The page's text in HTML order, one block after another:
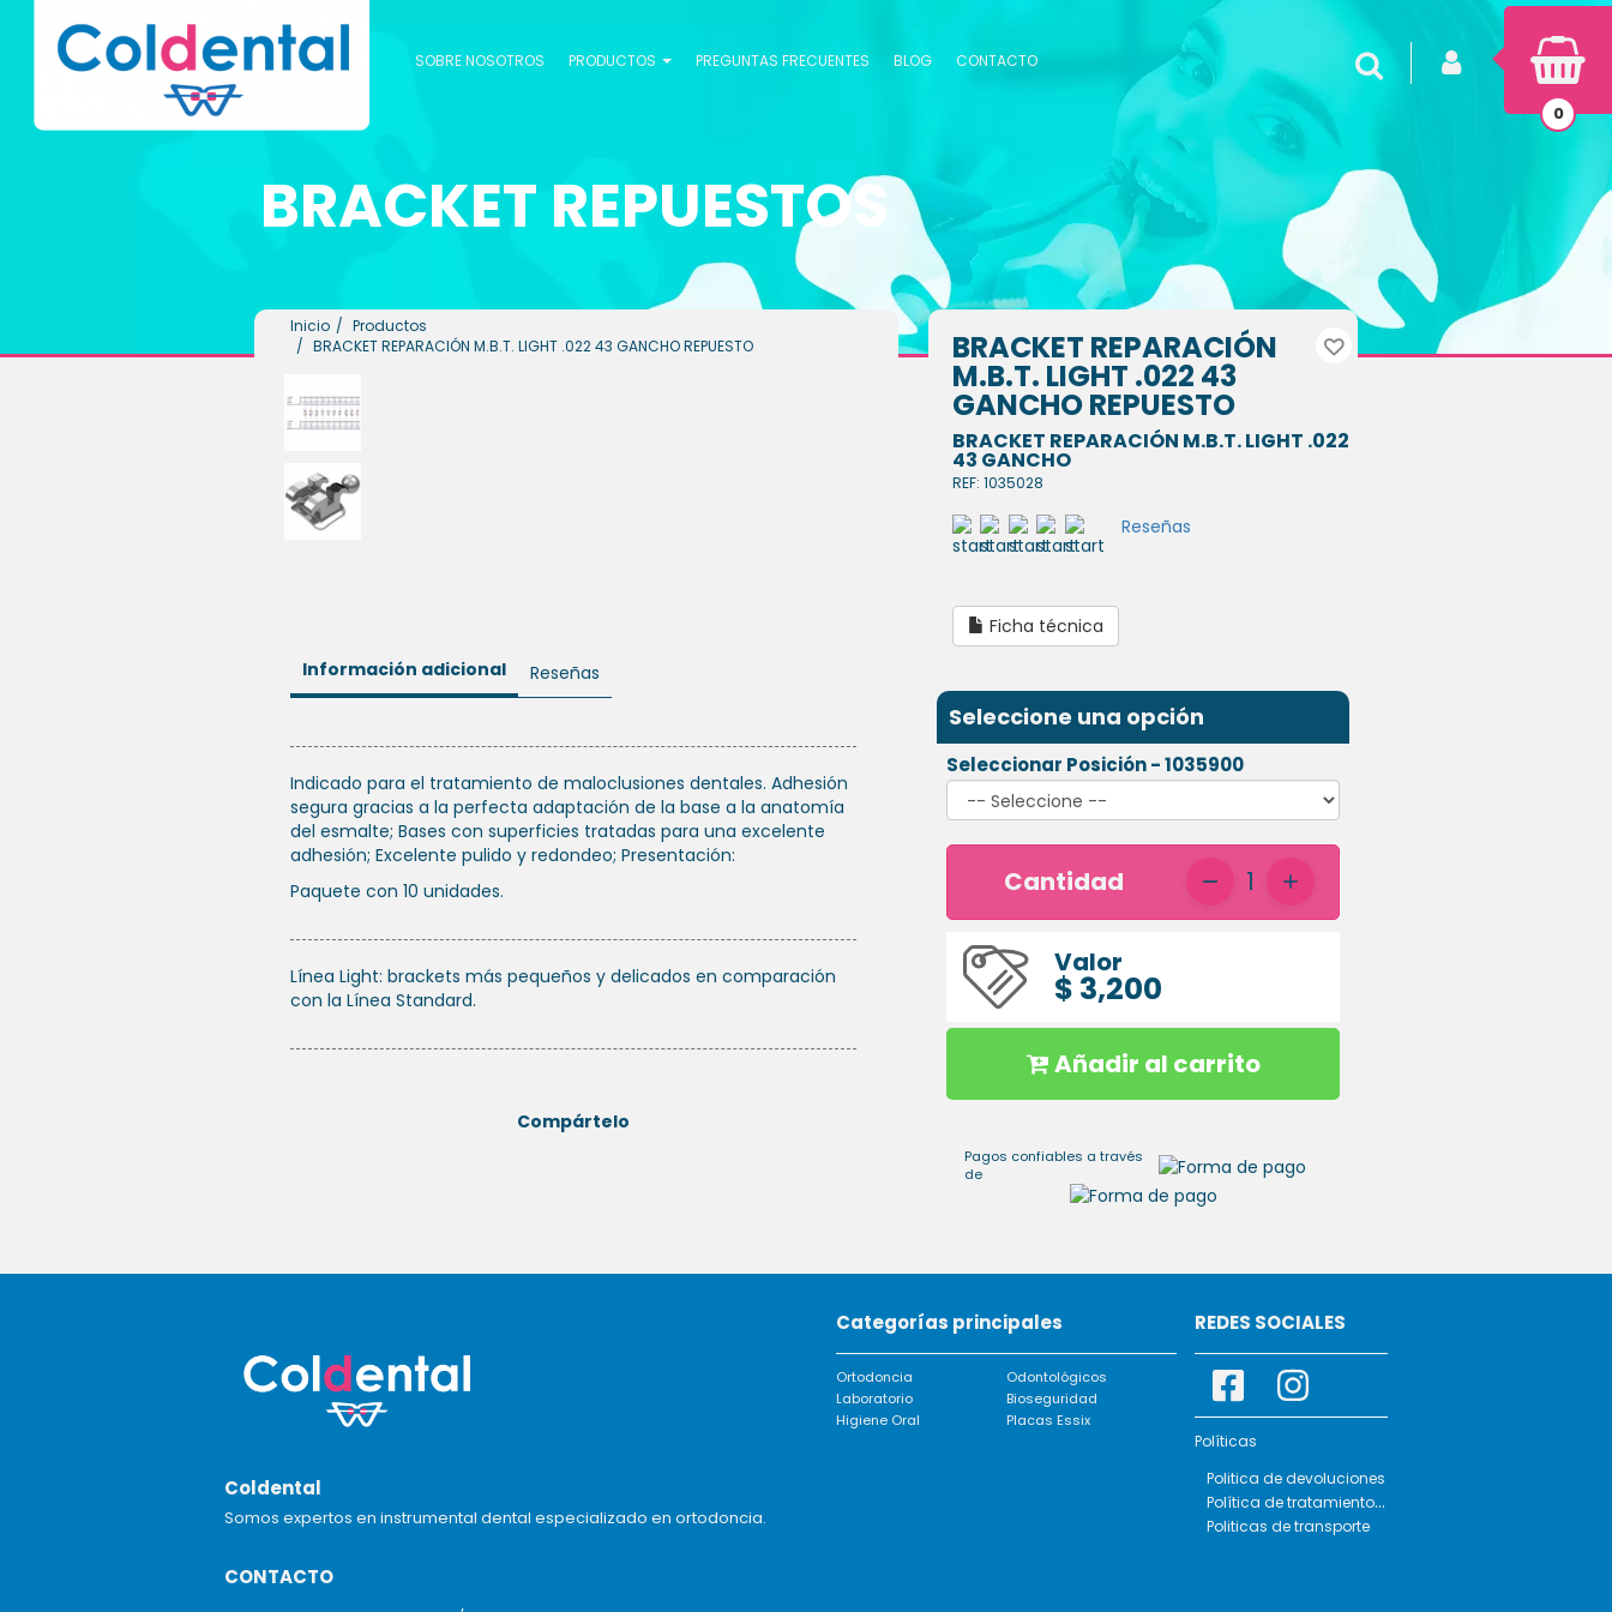
SOBRE NOSOTROS PRODUCTOS PREGUNTAS FRECUENTES BLOG CONTACTO INICIAR SESIÓN
Buscar
0
BRACKET REPUESTOS
Inicio
Productos
BRACKET REPARACIÓN M.B.T. LIGHT .022 43 GANCHO REPUESTO
Información adicional Reseñas
Indicado para el tratamiento de maloclusiones dentales. Adhesión
segura gracias a la perfecta adaptación de la base a la anatomía
del esmalte; Bases con superficies tratadas para una excelente
adhesión; Excelente pulido y redondeo; Presentación:
Paquete con 10 unidades.
Línea Light: brackets más pequeños y delicados en comparación
con la Línea Standard.
Compártelo
BRACKET REPARACIÓN
M.B.T. LIGHT .022 43
GANCHO REPUESTO
BRACKET REPARACIÓN M.B.T. LIGHT .022
43 GANCHO
REF: 1035028
Reseñas
Ficha técnica
Seleccione una opción
Seleccionar Posición - 1035900
Cantidad 1
Valor
$ 3,200
Añadir al carrito
Pagos confiables a través
de
Coldental
Somos expertos en instrumental dental especializado en ortodoncia.
CONTACTO
Categorías principales
Ortodoncia
Odontológicos
Laboratorio
Bioseguridad
Higiene Oral
Placas Essix
REDES SOCIALES
Políticas
Politica de devoluciones
Política de tratamiento de datos
Politicas de transporte